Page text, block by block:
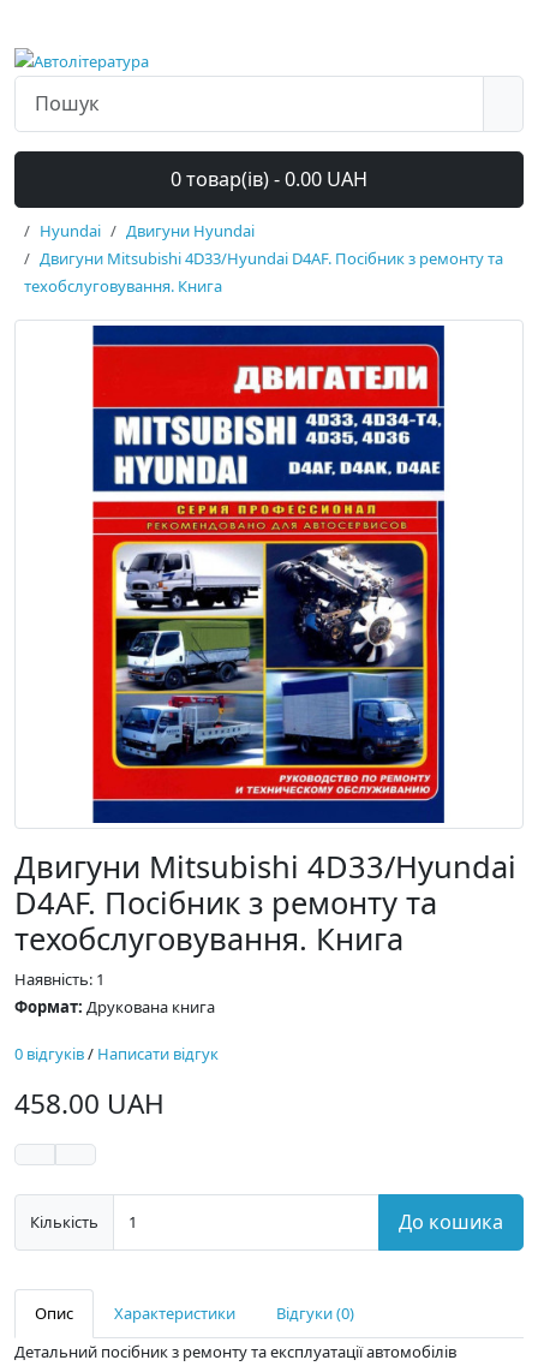
0 товар(ів) - 0.00 UAH
Hyundai
Двигуни Hyundai
Двигуни Mitsubishi 4D33/Hyundai D4AF. Посібник з ремонту та
техобслуговування. Книга
Двигуни Mitsubishi 4D33/Hyundai
D4AF. Посібник з ремонту та
техобслуговування. Книга
Наявність: 1
Формат: Друкована книга
0 відгуків/ Написати відгук
458.00 UAH
Кількість До кошика
Опис Характеристики
Відгуки (0)
Детальний посібник з ремонту та експлуатації автомобілів